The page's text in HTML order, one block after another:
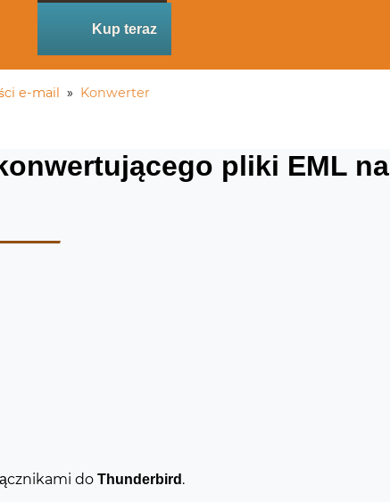
Kup teraz
e-mail »
Konwerter
pliki EML na
do Thunderbird .